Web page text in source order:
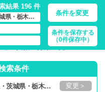
結果 196 件
東京都・神奈川県・埼玉県・千葉県・茨城県・栃木県・群馬県
条件を変更
条件を保存する
（0件保存中）
・茨城県・栃木県・群馬
・転職・募集一覧
索条件
東京都・神奈川県・埼玉県・千葉県・茨城県・栃木県・群馬県 変更＞